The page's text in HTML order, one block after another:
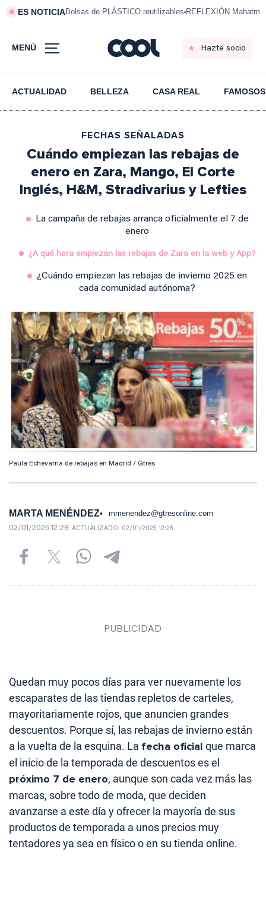
ES NOTICIABolsas de PLÁSTICO reutilizables REFLEXIÓN
MENÚ Hazte socio
ACTUALIDAD BELLEZA CASA REAL FAMOSOS
FECHAS SEÑALADAS
Cuándo empiezan las rebajas de
enero en Zara, Mango, El Corte
Inglés, H&M, Stradivarius y Lefties
La campaña de rebajas arranca oficialmente el 7 de
enero
¿A qué hora empiezan las rebajas de Zara en la web y App?
¿Cuándo empiezan las rebajas de invierno 2025 en
cada comunidad autónoma?
Paula Echevarría de rebajas en Madrid / Gtres
MARTA MENÉNDEZ mmenendez@gtresonline.com
02/01/2025 12:28 ACTUALIZADO: 02/01/2025 12:28
Quedan muy pocos días para ver nuevamente los
escaparates de las tiendas repletos de carteles,
mayoritariamente rojos, que anuncien grandes
descuentos. Porque sí, las rebajas de invierno están
a la vuelta de la esquina. La fecha oficial que marca
el inicio de la temporada de descuentos es el
próximo 7 de enero, aunque son cada vez más las
marcas, sobre todo de moda, que deciden
avanzarse a este día y ofrecer la mayoría de sus
productos de temporada a unos precios muy
tentadores ya sea en físico o en su tienda online.